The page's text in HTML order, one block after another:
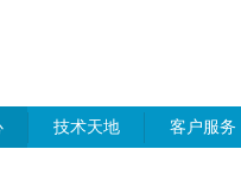
技术天地 客户服务